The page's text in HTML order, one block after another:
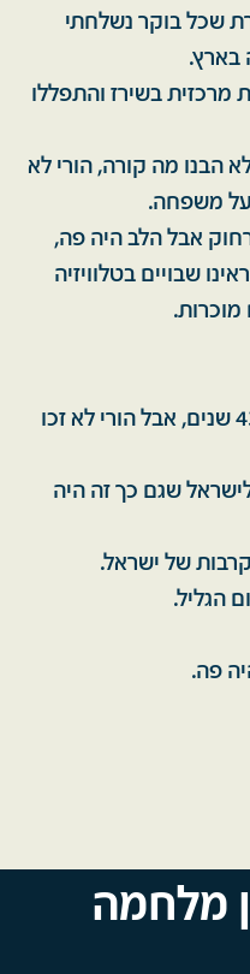
שכל בוקר נשלחתי
בארץ.
בשירז והתפללו
הבנו מה קורה, הורי לא
משפחה.
אבל הלב היה פה,
שבויים בטלוויזיה
מוכרות.
כיום אני בת 58, אני כבר בארץ 43 שנים, אבל הורי לא זכו
שגם כך זה היה
של ישראל.
הגליל.
פה.
מלחמה